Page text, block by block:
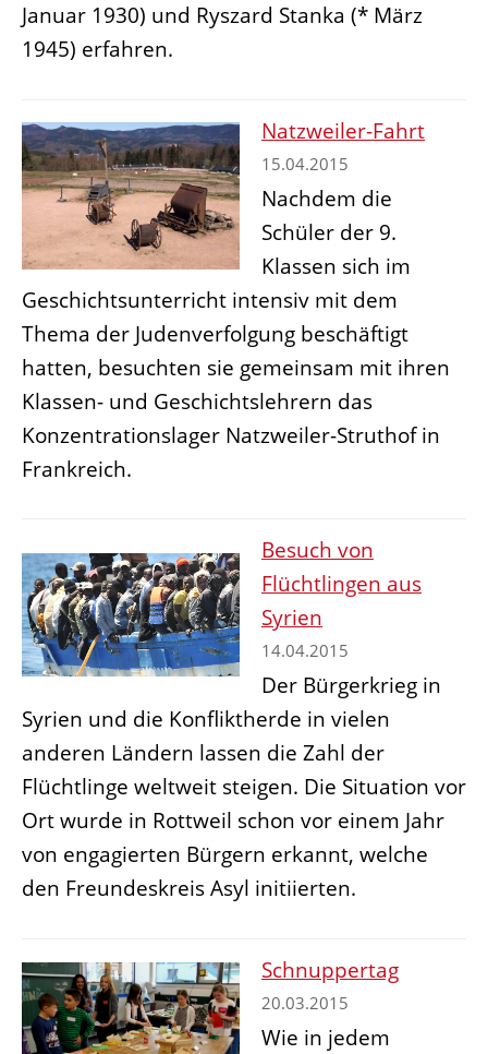
Januar 1930) und Ryszard Stanka (* März
1945) erfahren.
Natzweiler-Fahrt
15.04.2015
Nachdem die
Schüler der 9.
Klassen sich im
Geschichtsunterricht intensiv mit dem
Thema der Judenverfolgung beschäftigt
hatten, besuchten sie gemeinsam mit ihren
Klassen- und Geschichtslehrern das
Konzentrationslager Natzweiler-Struthof in
Frankreich.
Besuch von
Flüchtlingen aus
Syrien
14.04.2015
Der Bürgerkrieg in
Syrien und die Konfliktherde in vielen
anderen Ländern lassen die Zahl der
Flüchtlinge weltweit steigen. Die Situation vor
Ort wurde in Rottweil schon vor einem Jahr
von engagierten Bürgern erkannt, welche
den Freundeskreis Asyl initiierten.
Schnuppertag
20.03.2015
Wie in jedem